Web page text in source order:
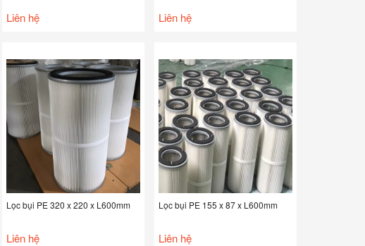
Liên hệ Liên hệ
Lọc bụi PE 320 x 220 x L600mm
Liên hệ
Lọc bụi PE 155 x 87 x L600mm
Liên hệ